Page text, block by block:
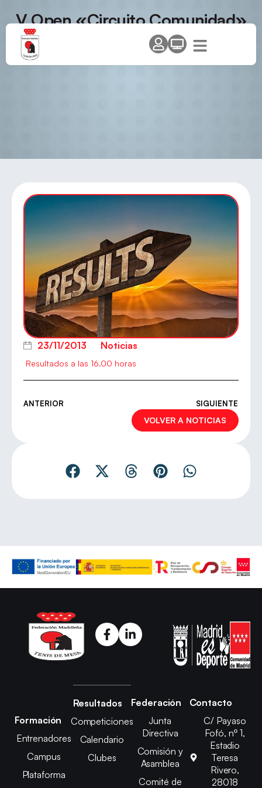
V Open «Circuito Comunidad»
– Open de Moralzarzal –
Categorías
23/11/2013 Noticias
Resultados a las 16.00 horas
ANTERIOR SIGUIENTE
VOLVER A NOTICIAS
Formación
Entrenadores
Campus
Plataforma
Resultados
Competiciones
Calendario
Clubes
Federación
Junta
Directiva
Comisión y
Asamblea
Comité de
Contacto
C/ Payaso
Fofó, nº 1,
Estadio
Teresa
Rivero,
28018